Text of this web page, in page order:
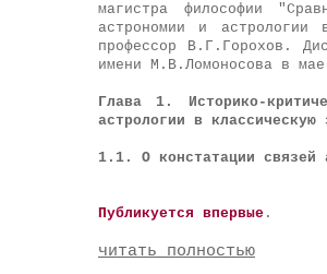
магистра философии
астрономии и
профессор В.Г.Горохов.
имени М.В.Ломоносова в
Глава 1. Историко-
астрологии в классическую
1.1. О констатации связей
Публикуется впервые .
читать полностью